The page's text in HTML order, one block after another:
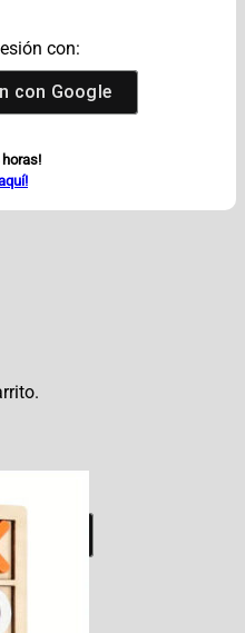
con:
con Google
Google